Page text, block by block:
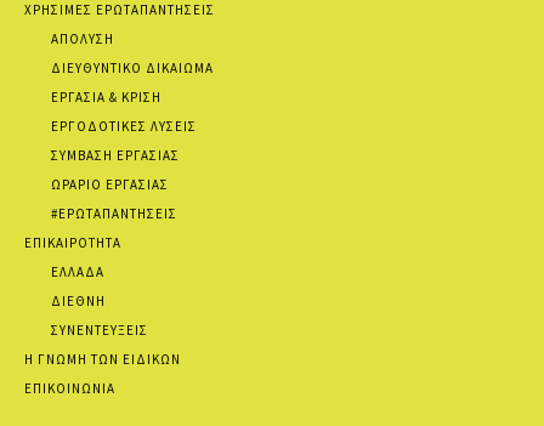
ΧΡΗΣΙΜΕΣ ΕΡΩΤΑΠΑΝΤΗΣΕΙΣ
ΑΠΟΛΥΣΗ
ΔΙΕΥΘΥΝΤΙΚΟ ΔΙΚΑΙΩΜΑ
ΕΡΓΑΣΙΑ & ΚΡΙΣΗ
ΕΡΓΟΔΟΤΙΚΕΣ ΛΥΣΕΙΣ
ΣΥΜΒΑΣΗ ΕΡΓΑΣΙΑΣ
ΩΡΑΡΙΟ ΕΡΓΑΣΙΑΣ
#ΕΡΩΤΑΠΑΝΤΗΣΕΙΣ
ΕΠΙΚΑΙΡΟΤΗΤΑ
ΕΛΛΑΔΑ
ΔΙΕΘΝΗ
ΣΥΝΕΝΤΕΥΞΕΙΣ
Η ΓΝΩΜΗ ΤΩΝ ΕΙΔΙΚΩΝ
ΕΠΙΚΟΙΝΩΝΙΑ